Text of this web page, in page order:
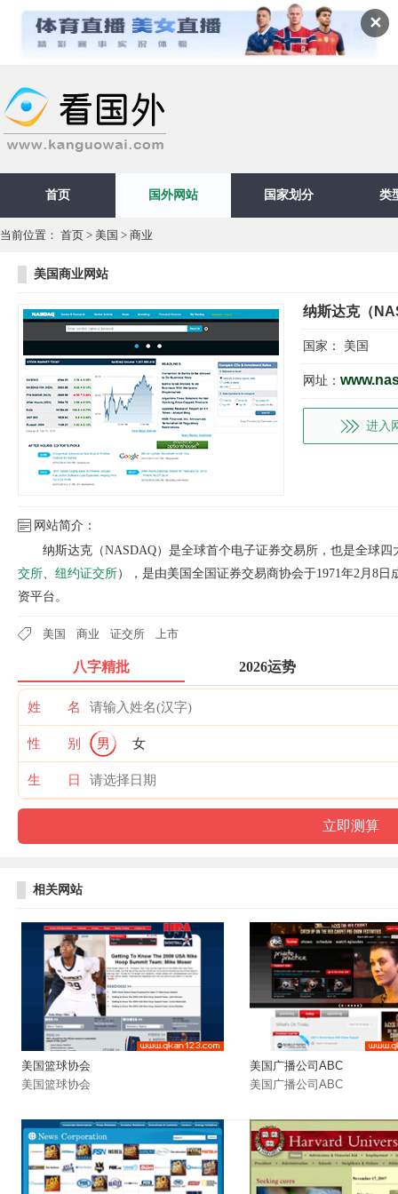
✕
首页 国外网站 国家划分 类
当前位置： 首页 > 美国 > 商业
美国商业网站
纳斯达克（
国家： 美国
网址：
进入
网站简介：
纳斯达克（NASDAQ）是全球首个电子证券交易所，也是全球
交所
纽约证交所），是由美国全国证券交易商协会于1971年2月8
资平台。
美国 商业 证交所 上市
八字精批 2026运势
姓 名
性 别 男 女
生 日
相关网站
美国篮球协会
美国篮球协会
美国广播公司ABC
美国广播公司ABC